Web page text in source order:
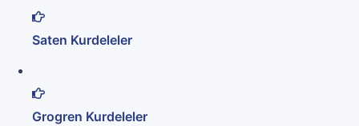
Saten Kurdeleler
Grogren Kurdeleler